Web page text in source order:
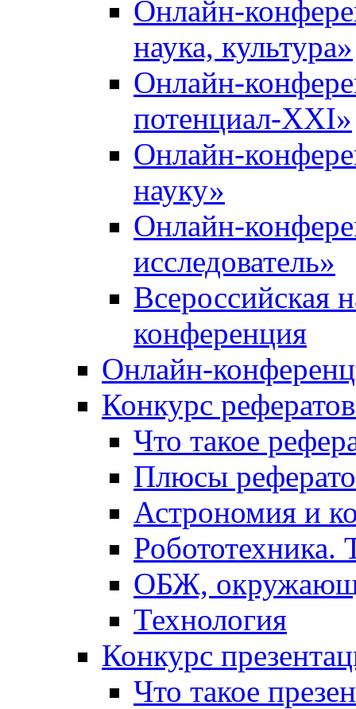
Онлайн-
наука, культура»
Онлайн-
потенциал-XXI»
Онлайн-
науку»
Онлайн-
исследователь»
Всероссийская
конференция
Онлайн-
Конкурс
Что такое
Плюсы
Астрономия и
Робототехника.
ОБЖ,
Технология
Конкурс
Что такое